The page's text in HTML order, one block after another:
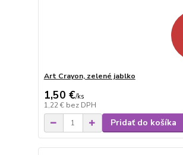
Art Crayon, zelené jablko
1,50 €/ks
1,22 € bez DPH
Pridať do košíka